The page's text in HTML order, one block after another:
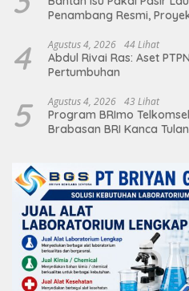
Penambang Resmi,
4 Agustus 4, 2026 44 Lihat
Abdul Rivai Ras: Aset
Pertumbuhan
5 Agustus 4, 2026 43 Lihat
Program BRImo
Brabasan BRI Kanca